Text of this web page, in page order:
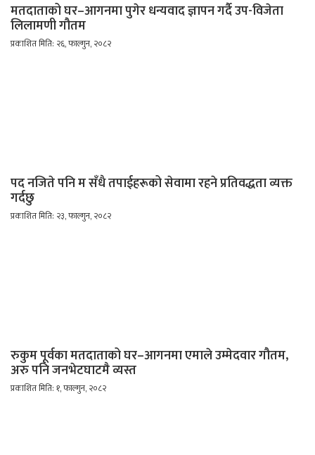
मतदाताको घर–आगनमा पुगेर धन्यवाद ज्ञापन गर्दै उप-विजेता
लिलामणी गौतम
प्रकाशित मिति: २६, फाल्गुन, २०८२
पद नजिते पनि म सँधै तपाईहरूको सेवामा रहने प्रतिवद्धता व्यक्त
गर्दछु
प्रकाशित मिति: २३, फाल्गुन, २०८२
रुकुम पूर्वका मतदाताको घर–आगनमा एमाले उम्मेदवार गौतम,
अरु पनि जनभेटघाटमै व्यस्त
प्रकाशित मिति: १, फाल्गुन, २०८२